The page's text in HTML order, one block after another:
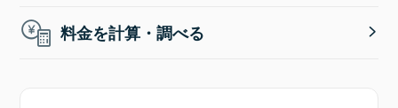
料金を計算・調べる